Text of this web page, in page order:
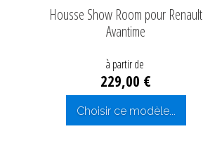
Housse Show Room pour Renault
Avantime
à partir de
229,00 €
Choisir ce modèle...